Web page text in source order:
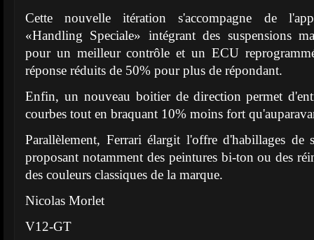
Cette nouvelle itération s'accompagne de
«Handling Speciale» intégrant des suspensions
pour un meilleur contrôle et un ECU
réponse réduits de 50% pour plus de répondant.
Enfin, un nouveau boitier de direction permet
courbes tout en braquant 10% moins fort
Parallèlement, Ferrari élargit l'offre d'habillages de
proposant notamment des peintures bi-ton ou des
des couleurs classiques de la marque.
Nicolas Morlet
V12-GT